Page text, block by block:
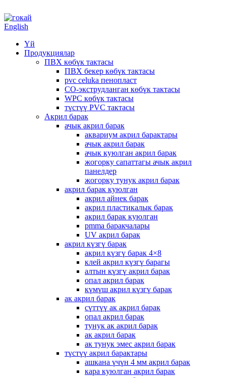
English
Үй
Продукциялар
ПВХ көбүк тактасы
ПВХ бекер көбүк тактасы
pvc celuka пенопласт
CO-экструдланган көбүк тактасы
WPC көбүк тактасы
түстүү PVC тактасы
Акрил барак
ачык акрил барак
аквариум акрил барактары
ачык акрил барак
ачык куюлган акрил барак
жогорку сапаттагы ачык акрил
панелдер
жогорку тунук акрил барак
акрил барак куюлган
акрил айнек барак
акрил пластикалык барак
акрил барак куюлган
pmma баракчалары
UV акрил барак
акрил күзгү барак
акрил күзгү барак 4×8
клей акрил күзгү барагы
алтын күзгү акрил барак
опал акрил барак
күмүш акрил күзгү барак
ак акрил барак
сүттүү ак акрил барак
опал акрил барак
тунук ак акрил барак
ак акрил барак
ак тунук эмес акрил барак
түстүү акрил барактары
ашкана үчүн 4 мм акрил барак
кара куюлган акрил барак